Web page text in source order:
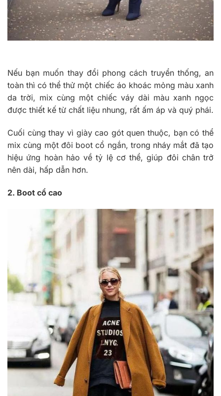
Nếu bạn muốn thay đổi phong cách truyển thống, an
toàn thì có thể thử một chiếc áo khoác mỏng màu xanh
da trời, mix cùng một chiếc váy dài màu xanh ngọc
được thiết kế từ chất liệu nhung, rất ấm áp và quý phái.
Cuối cùng thay vì giày cao gót quen thuộc, bạn có thể
mix cùng một đôi boot cổ ngắn, trong nháy mắt đã tạo
hiệu ứng hoàn hảo về tỷ lệ cơ thể, giúp đôi chân trở
nên dài, hấp dẫn hơn.
2. Boot cổ cao